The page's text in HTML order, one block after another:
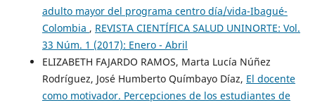
adulto mayor del programa centro día/vida-Ibagué-
Colombia , REVISTA CIENTÍFICA SALUD UNINORTE: Vol.
33 Núm. 1 (2017): Enero - Abril
ELIZABETH FAJARDO RAMOS, Marta Lucía Núñez
Rodríguez, José Humberto Químbayo Díaz, El docente
como motivador. Percepciones de los estudiantes de